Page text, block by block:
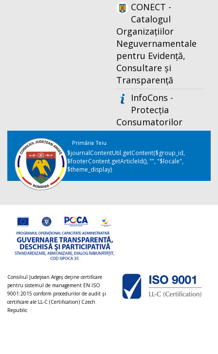
CONECT -
Catalogul
Organizațiilor
Neguvernamentale
pentru Evidență,
Consultare și
Transparență
InfoCons -
Protecția
Consumatorilor
Primăria Teiu
$journalContentUtil.getContent($group_id,
$footerContent.getArticleId(), "", "$locale",
$theme_display)
Consiliul Judeţean Argeș deţine certificare
pentru sistemul de management EN ISO
9001:2015 conform procedurilor de audit şi
certificare ale LL-C (Certification) Czech
Republic